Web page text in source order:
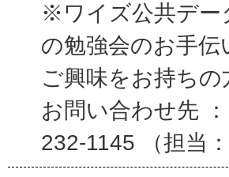
※ワイズ公共デー
の勉強会のお手
ご興味をお持ち
お問い合わせ先
232-1145 （担当：